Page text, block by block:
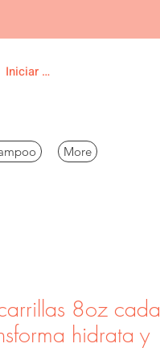
Iniciar sesión
More
8oz cada
hidrata y